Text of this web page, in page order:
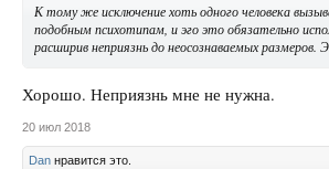
К тому же исключение хоть одного человека
подобным психотипам, и эго это обязательно
расширив неприязнь до неосознаваемых размеров.
Хорошо. Неприязнь мне не нужна.
20 июл 2018
Dan нравится это.